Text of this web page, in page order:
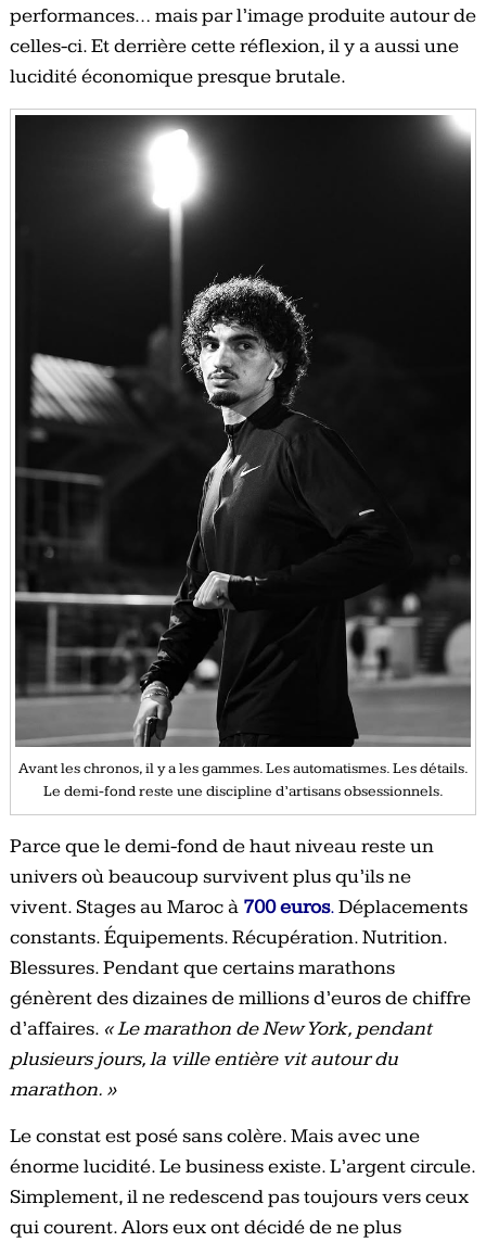
performances… mais par l’image produite autour de
celles-ci. Et derrière cette réflexion, il y a aussi une
lucidité économique presque brutale.
Avant les chronos, il y a les gammes. Les automatismes. Les détails.
Le demi-fond reste une discipline d’artisans obsessionnels.
Parce que le demi-fond de haut niveau reste un
univers où beaucoup survivent plus qu’ils ne
vivent. Stages au Maroc à 700 euros.Déplacements
constants. Équipements. Récupération. Nutrition.
Blessures. Pendant que certains marathons
génèrent des dizaines de millions d’euros de chiffre
d’affaires. « Le marathon de New York, pendant
plusieurs jours, la ville entière vit autour du
marathon. »
Le constat est posé sans colère. Mais avec une
énorme lucidité. Le business existe. L’argent circule.
Simplement, il ne redescend pas toujours vers ceux
qui courent. Alors eux ont décidé de ne plus